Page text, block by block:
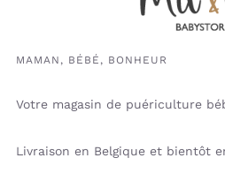
MAMAN, BÉBÉ, BONHEUR
Votre magasin de puériculture
Livraison en Belgique et bientôt